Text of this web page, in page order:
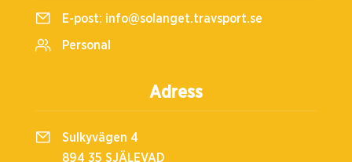
E-post: info@solanget.travsport.se
Personal
Adress
Sulkyvägen 4
894 35 SJÄLEVAD